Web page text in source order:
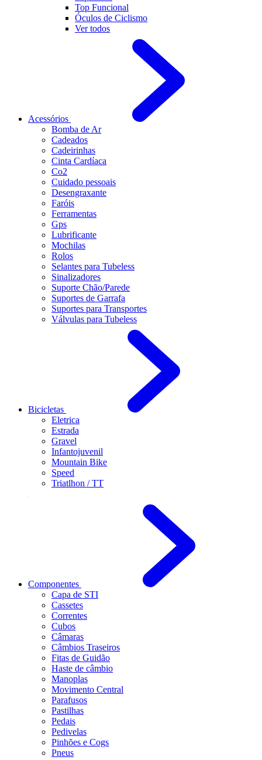
Top Funcional
Óculos de Ciclismo
Ver todos
Acessórios
Bomba de Ar
Cadeados
Cadeirinhas
Cinta Cardíaca
Co2
Cuidado pessoais
Desengraxante
Faróis
Ferramentas
Gps
Lubrificante
Mochilas
Rolos
Selantes para Tubeless
Sinalizadores
Suporte Chão/Parede
Suportes de Garrafa
Suportes para Transportes
Válvulas para Tubeless
Bicicletas
Eletrica
Estrada
Gravel
Infantojuvenil
Mountain Bike
Speed
Triatlhon / TT
Componentes
Capa de STI
Cassetes
Correntes
Cubos
Câmaras
Câmbios Traseiros
Fitas de Guidão
Haste de câmbio
Manoplas
Movimento Central
Parafusos
Pastilhas
Pedais
Pedivelas
Pinhões e Cogs
Pneus